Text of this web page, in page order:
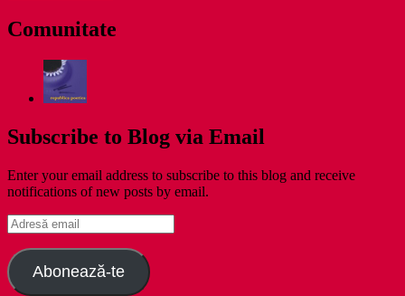
Comunitate
Subscribe to Blog via Email
Enter your email address to subscribe to this blog and receive
notifications of new posts by email.
Adresă
email
Abonează-te